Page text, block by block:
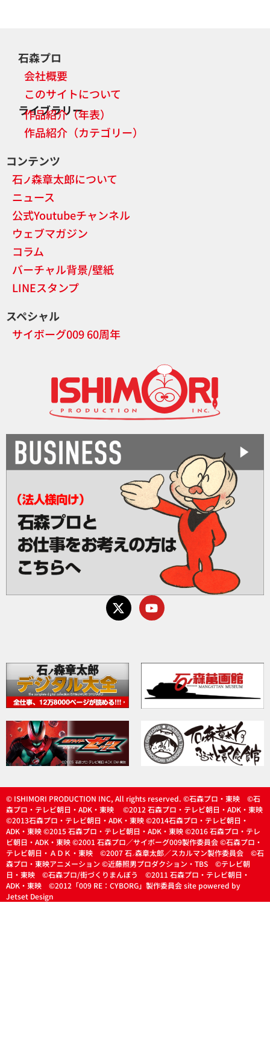
石森プロ
会社概要
このサイトについて
ライブラリー
作品紹介（年表）
作品紹介（カテゴリー）
コンテンツ
石ノ森章太郎について
ニュース
公式Youtubeチャンネル
ウェブマガジン
コラム
バーチャル背景/壁紙
LINEスタンプ
スペシャル
サイボーグ009 60周年
© ISHIMORI PRODUCTION INC, All rights reserved. ©石森プロ・東映 ©石
森プロ・テレビ朝日・ADK・東映 ©2012 石森プロ・テレビ朝日・ADK・東映
©2013石森プロ・テレビ朝日・ADK・東映 ©2014石森プロ・テレビ朝日・
ADK・東映 ©2015 石森プロ・テレビ朝日・ADK・東映 ©2016 石森プロ・テレ
ビ朝日・ADK・東映 ©2001 石森プロ／サイボーグ009製作委員会 ©石森プロ・
テレビ朝日・ＡＤＫ・東映 ©2007 石 ノ森章太郎／スカルマン製作委員会 ©石
森プロ・東映アニメーション ©近藤照男プロダクション・TBS ©テレビ朝
日・東映 ©石森プロ/街づくりまんぼう ©2011 石森プロ・テレビ朝日・
ADK・東映 ©2012「009 RE：CYBORG」製作委員会 site powered by
Jetset Design